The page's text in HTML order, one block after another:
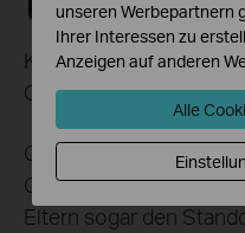
KidShield-App
Schutz auch
Geräte bleiben überall
Eltern sogar den
unseren Werbepartnern
Ihrer Interessen zu
Anzeigen auf anderen
Alle